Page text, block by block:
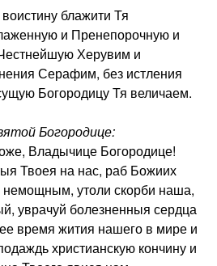
блажити Тя
и Пренепорочную и
Херувим и
Серафим, без истления
Богородицу Тя величаем.
Богородице:
Владычице Богородице!
Твоея на нас, раб Божиих
утоли скорби наша,
уврачуй болезненныя сердца
время жития нашего в мире и
христианскую кончину и